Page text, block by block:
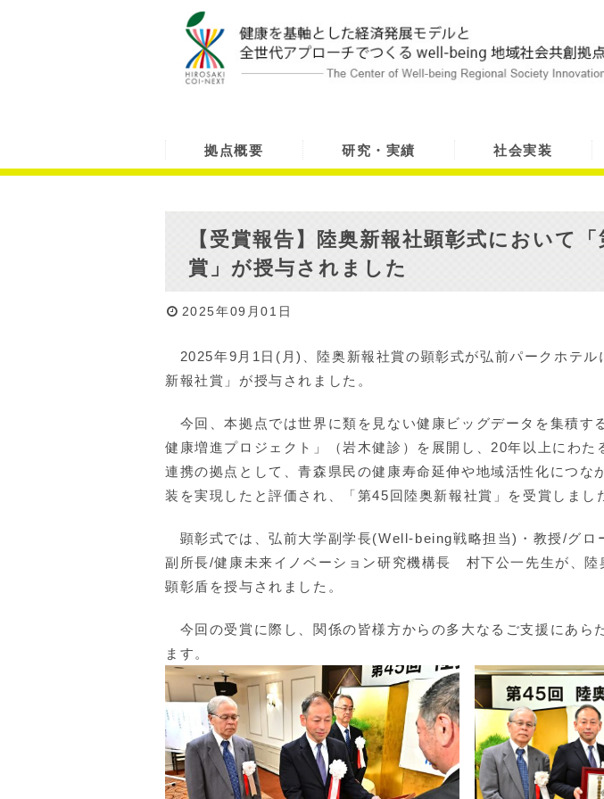
拠点概要 研究・実績 社会実装
【受賞報告】陸奥新報社顕彰式において
賞」が授与されました
2025年09月01日
2025年9月1日(月)、陸奥新報社賞の顕彰式が弘前パークホテル
新報社賞」が授与されました。
今回、本拠点では世界に類を見ない健康ビッグデータを集積す
健康増進プロジェクト」（岩木健診）を展開し、20年以上にわた
連携の拠点として、青森県民の健康寿命延伸や地域活性化につな
装を実現したと評価され、「第45回陸奥新報社賞」を受賞しまし
顕彰式では、弘前大学副学長(Well-being戦略担当)・教授/グロ
副所長/健康未来イノベーション研究機構長 村下公一先生が、
顕彰盾を授与されました。
今回の受賞に際し、関係の皆様方からの多大なるご支援にあら
ます。